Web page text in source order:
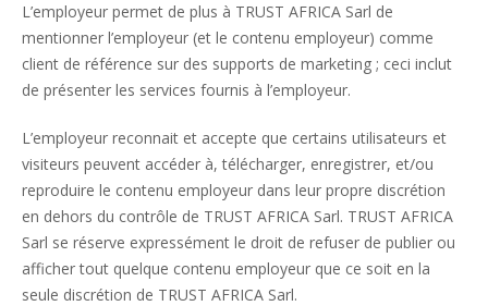
L’employeur permet de plus à TRUST AFRICA Sarl de
mentionner l’employeur (et le contenu employeur) comme
client de référence sur des supports de marketing ; ceci inclut
de présenter les services fournis à l’employeur.
L’employeur reconnait et accepte que certains utilisateurs et
visiteurs peuvent accéder à, télécharger, enregistrer, et/ou
reproduire le contenu employeur dans leur propre discrétion
en dehors du contrôle de TRUST AFRICA Sarl. TRUST AFRICA
Sarl se réserve expressément le droit de refuser de publier ou
afficher tout quelque contenu employeur que ce soit en la
seule discrétion de TRUST AFRICA Sarl.